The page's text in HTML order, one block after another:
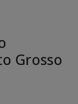
Grosso